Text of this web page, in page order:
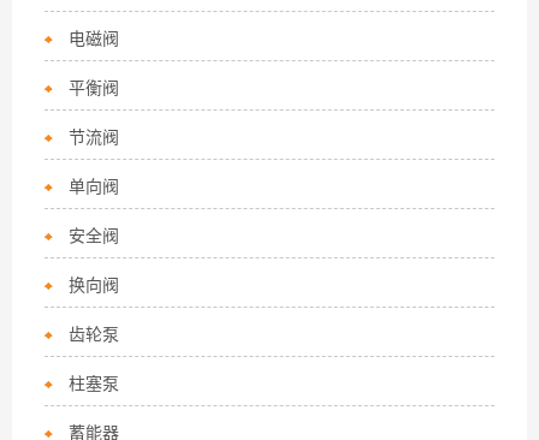
电磁阀
平衡阀
节流阀
单向阀
安全阀
换向阀
齿轮泵
柱塞泵
蓄能器